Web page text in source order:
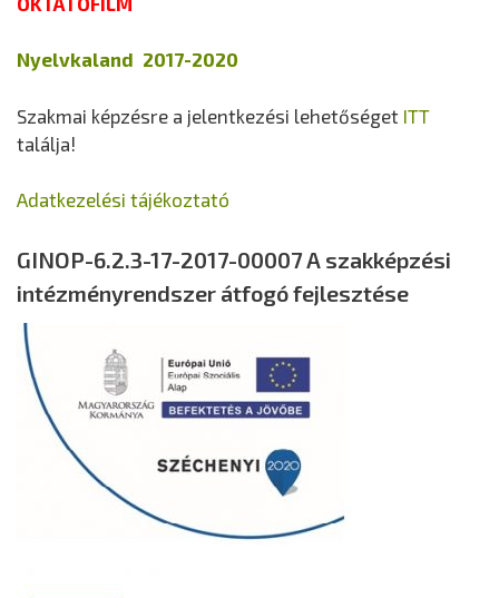
Nyelvkaland 2017-2020
Szakmai képzésre a jelentkezési lehetőséget ITT
találja!
Adatkezelési tájékoztató
GINOP-6.2.3-17-2017-00007 A szakképzési
intézményrendszer átfogó fejlesztése